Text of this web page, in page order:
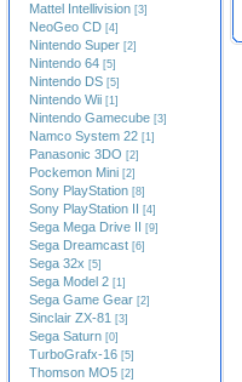
Mattel Intellivision [3]
NeoGeo CD [4]
Nintendo Super [2]
Nintendo 64 [5]
Nintendo DS [5]
Nintendo Wii [1]
Nintendo Gamecube [3]
Namco System 22 [1]
Panasonic 3DO [2]
Pockemon Mini [2]
Sony PlayStation [8]
Sony PlayStation II [4]
Sega Mega Drive II [9]
Sega Dreamcast [6]
Sega 32x [5]
Sega Model 2 [1]
Sega Game Gear [2]
Sinclair ZX-81 [3]
Sega Saturn [0]
TurboGrafx-16 [5]
Thomson MO5 [2]